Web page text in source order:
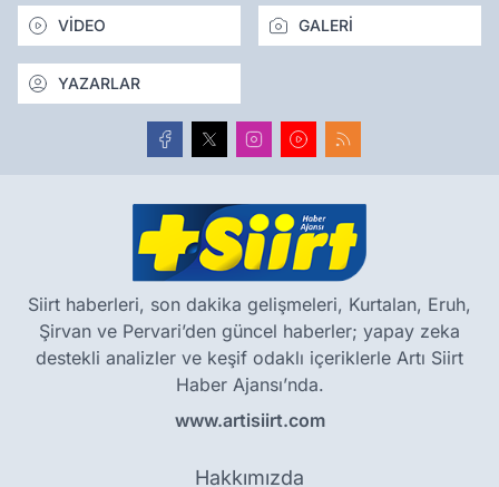
VİDEO GALERİ
YAZARLAR
Siirt haberleri, son dakika gelişmeleri, Kurtalan, Eruh,
Şirvan ve Pervari’den güncel haberler; yapay zeka
destekli analizler ve keşif odaklı içeriklerle Artı Siirt
Haber Ajansı’nda.
www.artisiirt.com
Hakkımızda